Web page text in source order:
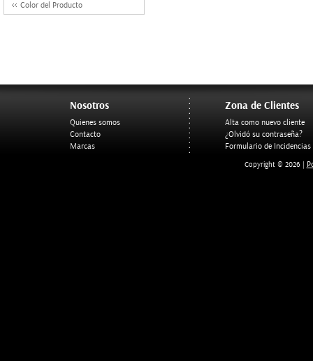
Color del Producto
Nosotros
Quienes somos
Contacto
Marcas
Zona de Clientes
Alta como nuevo cliente
¿Olvidó su contraseña?
Formulario de Incidencias
Copyright © 2026 |